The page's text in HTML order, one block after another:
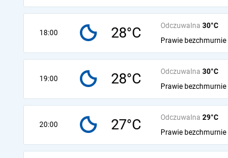
18:00 28°C Odczuwalna 30°C
Prawie bezchmurnie
19:00 28°C Odczuwalna 30°C
Prawie bezchmurnie
20:00 27°C Odczuwalna 29°C
Prawie bezchmurnie